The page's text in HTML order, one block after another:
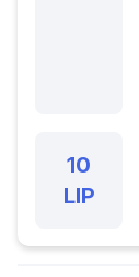
10
LIP